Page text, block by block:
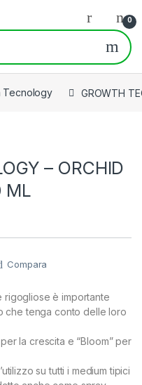
0
Tecnology GROWTH
– ORCHID
ML
Compara
è importante
che tenga conto delle loro
la crescita e “Bloom” per
su tutti i medium tipici